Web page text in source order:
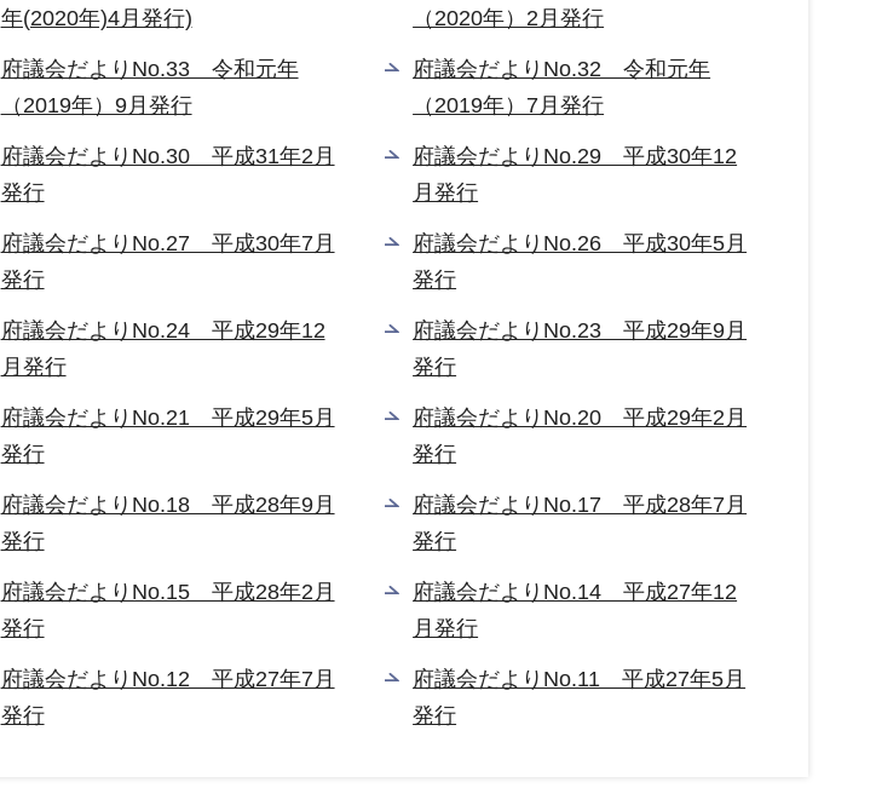
年(2020年)4月発行)
（2020年）2月発行
府議会だよりNo.33 令和元年
（2019年）9月発行
府議会だよりNo.32 令和元年
（2019年）7月発行
府議会だよりNo.30 平成31年2月
発行
府議会だよりNo.29 平成30年12
月発行
府議会だよりNo.27 平成30年7月
発行
府議会だよりNo.26 平成30年5月
発行
府議会だよりNo.24 平成29年12
月発行
府議会だよりNo.23 平成29年9月
発行
府議会だよりNo.21 平成29年5月
発行
府議会だよりNo.20 平成29年2月
発行
府議会だよりNo.18 平成28年9月
発行
府議会だよりNo.17 平成28年7月
発行
府議会だよりNo.15 平成28年2月
発行
府議会だよりNo.14 平成27年12
月発行
府議会だよりNo.12 平成27年7月
発行
府議会だよりNo.11 平成27年5月
発行